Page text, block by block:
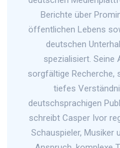
Berichte über
öffentlichen Lebens
deutschen
spezialisiert. Seine
sorgfältige Recherche,
tiefes
deutschsprachigen
schreibt Casper Ivor
Schauspieler, Musiker